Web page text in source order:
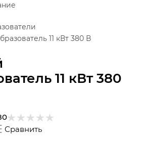
11 кВт 380
11 кВт 380 В
Сравнить